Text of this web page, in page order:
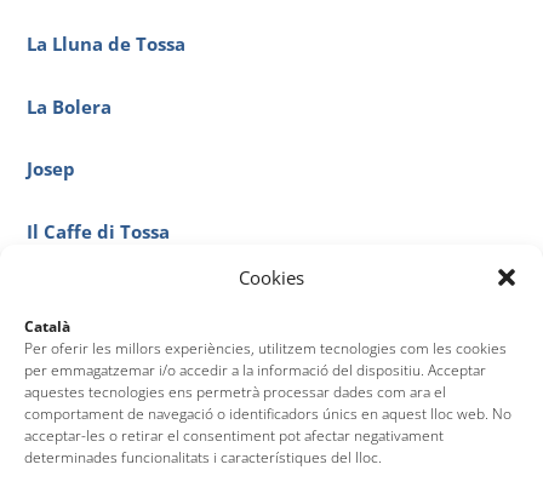
Cookies
Català
Per oferir les millors experiències, utilitzem tecnologies com les cookies
per emmagatzemar i/o accedir a la informació del dispositiu. Acceptar
aquestes tecnologies ens permetrà processar dades com ara el
comportament de navegació o identificadors únics en aquest lloc web. No
acceptar-les o retirar el consentiment pot afectar negativament
determinades funcionalitats i característiques del lloc.
La Lluna de Tossa
La Bolera
Josep
Il Caffe di Tossa
Hotel Florida
Helados Italianos Artesanales